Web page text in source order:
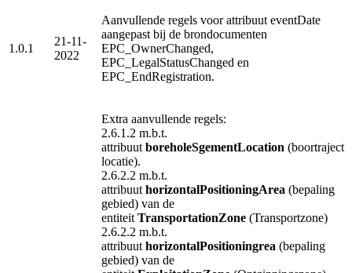
1.0.1
21-11-
2022
Aanvullende regels voor attribuut eventDate
aangepast bij de brondocumenten
EPC_OwnerChanged,
EPC_LegalStatusChanged en
EPC_EndRegistration.
Extra aanvullende regels:
2.6.1.2 m.b.t.
attribuut boreholeSgementLocation (boortraject
locatie).
2.6.2.2 m.b.t.
attribuut horizontalPositioningArea (bepaling
gebied) van de
entiteit TransportationZone (Transportzone)
2.6.2.2 m.b.t.
attribuut horizontalPositioningrea (bepaling
gebied) van de